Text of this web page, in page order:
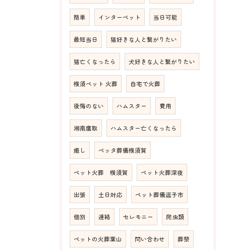
簡単 インターペット 当日可能
最短当日 猫好きな人と繋がりたい
猫亡くなったら 犬好きな人と繋がりたい
横須ペット 火葬 自宅で火葬
後悔のない ハムスター 費用
湘南鷹取 ハムスター亡くなったら
癒し ペッタ葬儀横須賀
ペット火葬 横須賀 ペット火葬深夜
出張 土日対応 ペット葬儀逗子市
個別 連絡 セレモニー 爬虫類
ペットの火葬葉山 問い合わせ 葬祭